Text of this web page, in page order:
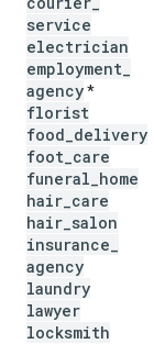
service
electrician
employment
agency*
florist
food delivery
foot care
funeral home
hair care
hair salon
insurance
agency
laundry
lawyer
locksmith